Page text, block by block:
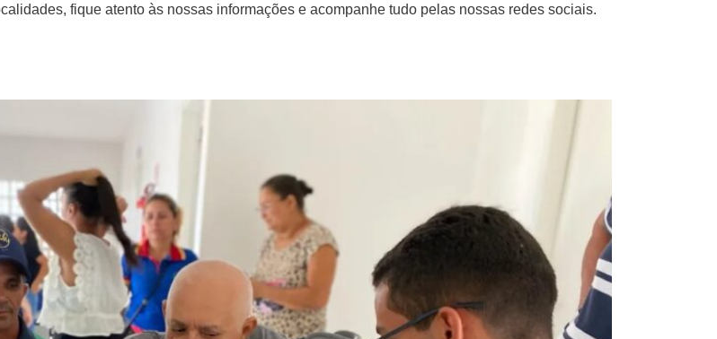
fique atento às nossas informações e acompanhe tudo pelas nossas redes sociais.